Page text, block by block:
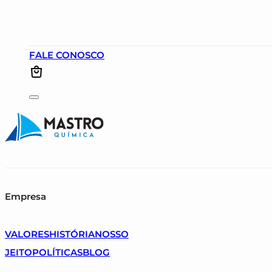
FALE CONOSCO
Empresa
VALORESHISTÓRIANOSSO
JEITOPOLÍTICASBLOG